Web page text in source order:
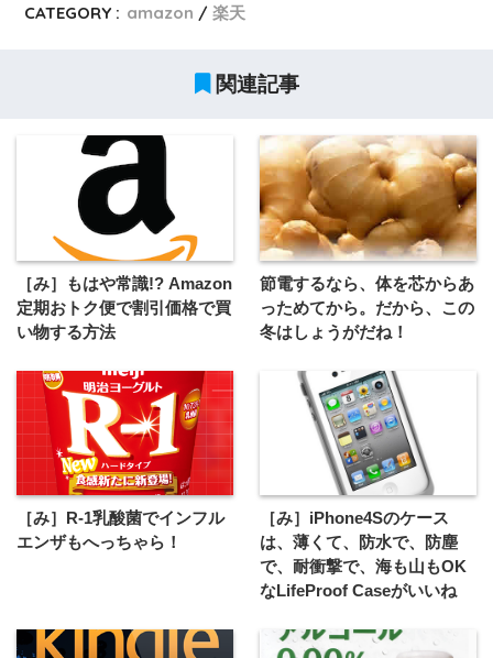
CATEGORY : amazon 楽天
関連記事
［み］もはや常識!? Amazon
定期おトク便で割引価格で買
い物する方法
節電するなら、体を芯からあ
っためてから。だから、この
冬はしょうがだね！
［み］R-1乳酸菌でインフル
エンザもへっちゃら！
［み］iPhone4Sのケース
は、薄くて、防水で、防塵
で、耐衝撃で、海も山もOK
なLifeProof Caseがいいね